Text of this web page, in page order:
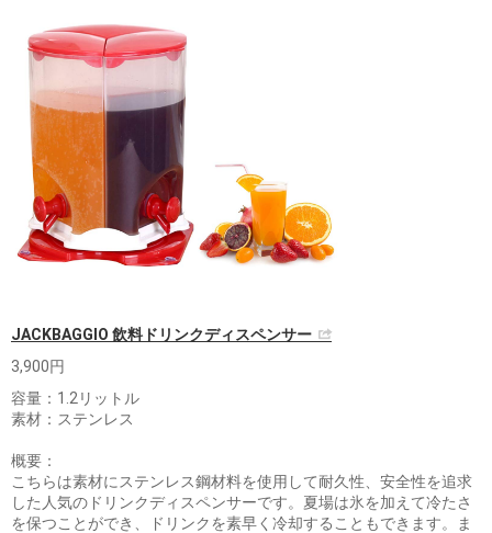
JACKBAGGIO 飲料ドリンクディスペンサー
3,900円
容量：1.2リットル
素材：ステンレス
概要：
こちらは素材にステンレス鋼材料を使用して耐久性、安全性を追求
した人気のドリンクディスペンサーです。夏場は氷を加えて冷たさ
を保つことができ、ドリンクを素早く冷却することもできます。ま